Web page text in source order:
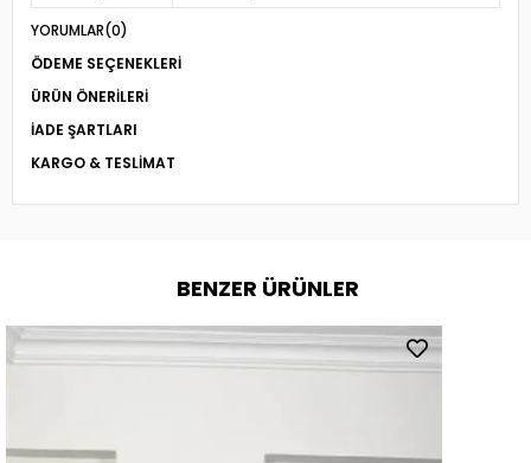
YORUMLAR(0)
ÖDEME SEÇENEKLERI
ÜRÜN ÖNERILERI
İADE ŞARTLARI
KARGO & TESLIMAT
BENZER ÜRÜNLER